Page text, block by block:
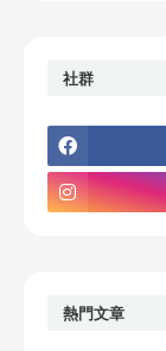
社群
熱門文章